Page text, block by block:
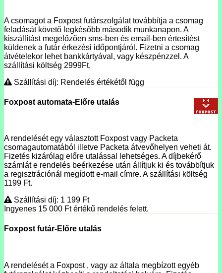
A csomagot a Foxpost futárszolgálat továbbítja a csomag
feladását követő legkésőbb második munkanapon. A
kiszállítást megelőzően sms-ben és email-ben értesítést
küldenek a futár érkezési időpontjáról. Fizetni a csomag
átvételekor lehet bankkártyával, vagy készpénzzel. A
szállítási költség 2999Ft.
Szállítási díj: Rendelés értékétől függ
Foxpost automata-Előre utalás
A rendelését egy választott Foxpost vagy Packeta
csomagautomatából illetve Packeta átvevőhelyen veheti át.
Fizetés kizárólag előre utalással lehetséges. A díjbekérő
számlát e rendelés beérkezése után állítjuk ki és továbbítjuk
a regisztrációnál megídott e-mail címre. A szállítási költség
1199 Ft.
Szállítási díj: 1 199 Ft
Ingyenes 15 000 Ftértékű rendelés felett.
Foxpost futár-Előre utalás
A rendelését a Foxpost , vagy az általa megbízott egyéb